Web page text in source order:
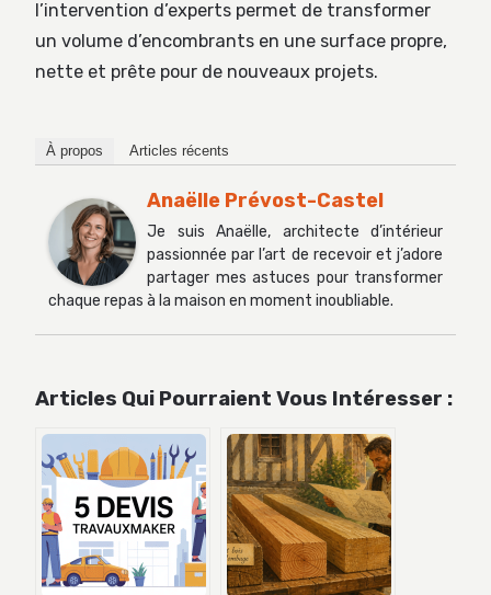
l’intervention d’experts permet de transformer
un volume d’encombrants en une surface propre,
nette et prête pour de nouveaux projets.
À propos Articles récents
Anaëlle Prévost-Castel
Je suis Anaëlle, architecte d’intérieur
passionnée par l’art de recevoir et j’adore
partager mes astuces pour transformer
chaque repas à la maison en moment inoubliable.
Articles Qui Pourraient Vous Intéresser :